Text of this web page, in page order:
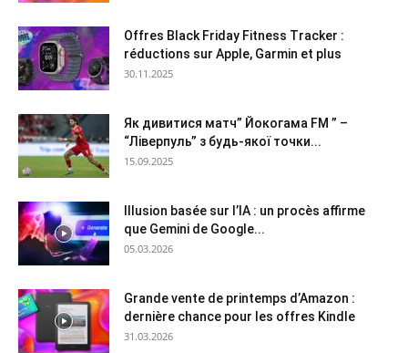
Offres Black Friday Fitness Tracker :
réductions sur Apple, Garmin et plus
30.11.2025
Як дивитися матч” Йокогама FM ” –
“Ліверпуль” з будь-якої точки...
15.09.2025
Illusion basée sur l’IA : un procès affirme
que Gemini de Google...
05.03.2026
Grande vente de printemps d’Amazon :
dernière chance pour les offres Kindle
31.03.2026